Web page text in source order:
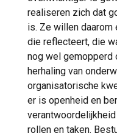
pleidooi voor
‘Ik vraag me af
rvc niet vaker en
veranderen nu
(...) Misschien
commissarissen
moeten
kun je veel
op dat moment
realiseren zich dat
is. Ze willen
die reflecteert, die
nog wel gemopperd
herhaling van
organisatorische
er is openheid en
rollen en taken.